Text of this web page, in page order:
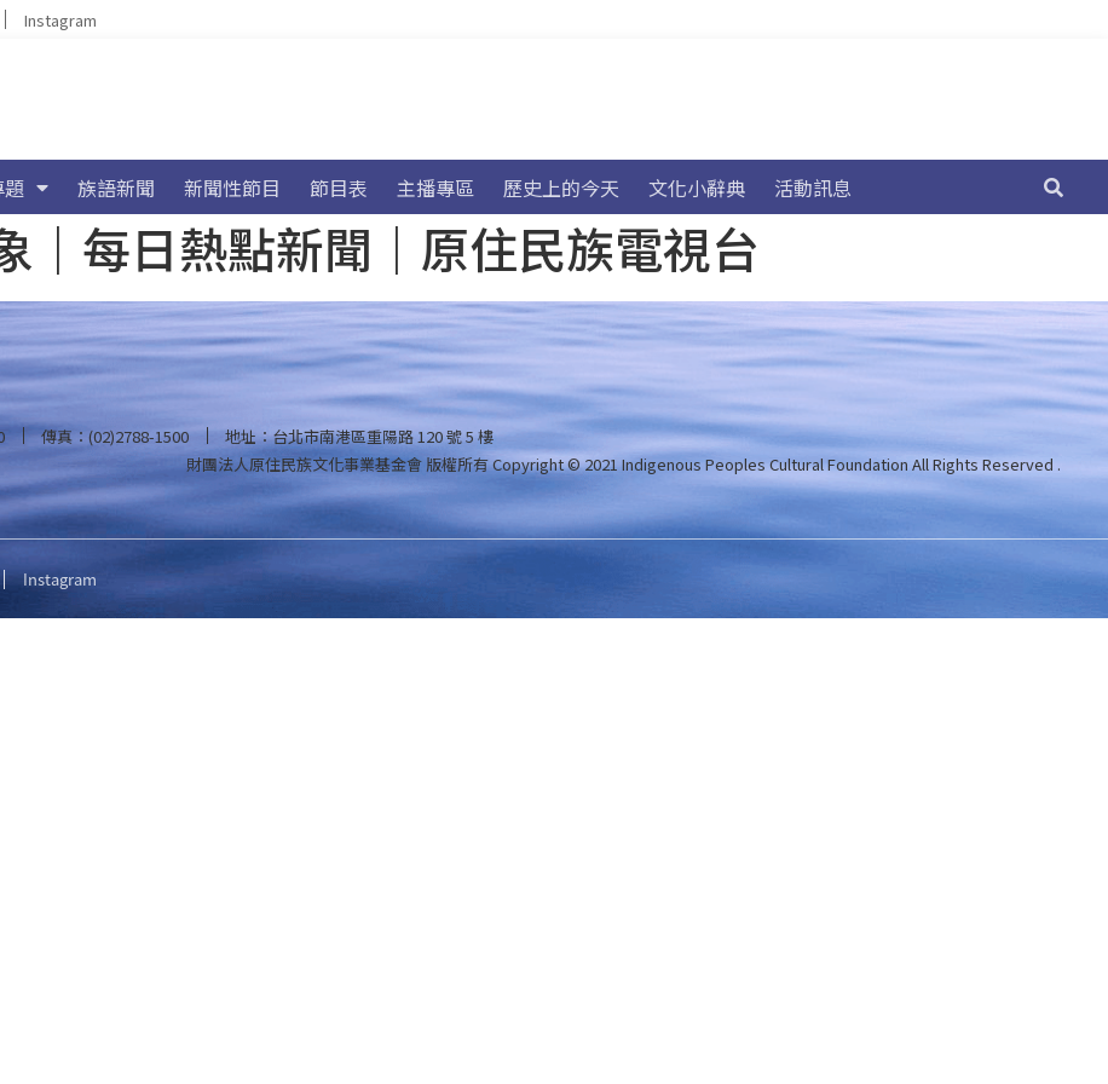
Instagram
題 族語新聞 新聞性節目 節目表 主播專區 歷史上的今天 文化小辭典 活動訊息
｜每日熱點新聞｜原住民族電視台
傳真：(02)2788-1500
地址：台北市南港區重陽路 120 號 5 樓
財團法人原住民族文化事業基金會 版權所有Copyright © 2021 Indigenous Peoples Cultural Foundation All Rights Reserved .
Instagram